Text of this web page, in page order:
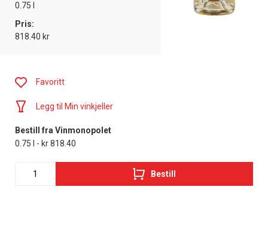
0.75 l
Pris:
818.40 kr
Favoritt
Legg til Min vinkjeller
Bestill fra Vinmonopolet
0.75 l - kr 818.40
Bestill